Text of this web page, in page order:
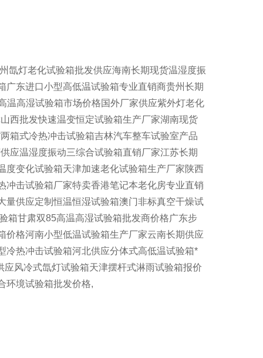
氙灯老化试验箱批发供应海南长期现货温湿度振
东进口小型高低温试验箱专业直销商贵州长期
温高湿试验箱市场价格国外厂家供应紫外灯老化
西批发快速温变恒定试验箱生产厂家湖南现货
箱式冷热冲击试验箱吉林汽车整车试验室产品
应温湿度振动三综合试验箱直销厂家江苏长期
度变化试验箱天津加速老化试验箱生产厂家陕西
击试验箱厂家特卖香港笔记本老化房专业直销
量供应定制恒温恒湿试验箱澳门非标真空干燥试
箱甘肃双85高温高湿试验箱批发商价格广东步
格河南小型低温试验箱生产厂家云南长期供应
冷热冲击试验箱河北供应分体式高低温试验箱*
风冷式氙灯试验箱天津摆杆式淋雨试验箱报价
环境试验箱批发价格,